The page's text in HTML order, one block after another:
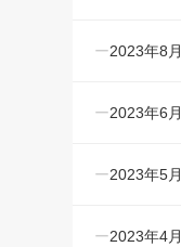
2023年8月
2023年6月
2023年5月
2023年4月